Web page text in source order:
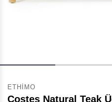
ETHIMO
Costes Natural Teak